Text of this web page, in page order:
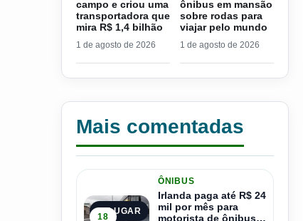
campo e criou uma
transportadora que
mira R$ 1,4 bilhão
1 de agosto de 2026
ônibus em mansão
sobre rodas para
viajar pelo mundo
1 de agosto de 2026
Mais comentadas
1º LUGAR
18
ÔNIBUS
Irlanda paga até R$ 24
mil por mês para
motorista de ônibus e